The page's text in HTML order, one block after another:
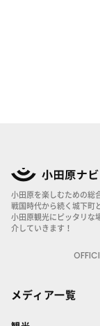
小田原を楽しむための総
戦国時代から続く城下町
小田原観光にピッタリな
介していきます！
メディア一覧